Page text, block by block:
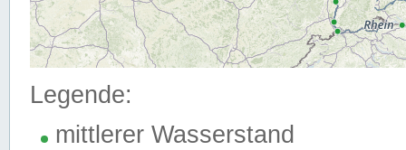
Legende:
mittlerer Wasserstand